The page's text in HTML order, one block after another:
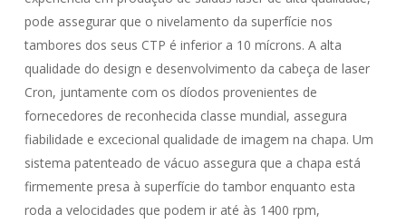
pode assegurar que o nivelamento da superfície nos
tambores dos seus CTP é inferior a 10 mícrons. A alta
qualidade do design e desenvolvimento da cabeça de laser
Cron, juntamente com os díodos provenientes de
fornecedores de reconhecida classe mundial, assegura
fiabilidade e excecional qualidade de imagem na chapa. Um
sistema patenteado de vácuo assegura que a chapa está
firmemente presa à superfície do tambor enquanto esta
roda a velocidades que podem ir até às 1400 rpm,